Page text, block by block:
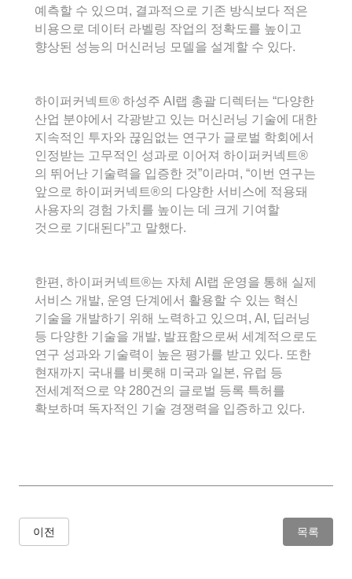
예측할 수 있으며, 결과적으로 기존 방식보다 적은
비용으로 데이터 라벨링 작업의 정확도를 높이고
향상된 성능의 머신러닝 모델을 설계할 수 있다.
하이퍼커넥트® 하성주 AI랩 총괄 디렉터는 “다양한
산업 분야에서 각광받고 있는 머신러닝 기술에 대한
지속적인 투자와 끊임없는 연구가 글로벌 학회에서
인정받는 고무적인 성과로 이어져 하이퍼커넥트®
의 뛰어난 기술력을 입증한 것”이라며, “이번 연구는
앞으로 하이퍼커넥트®의 다양한 서비스에 적용돼
사용자의 경험 가치를 높이는 데 크게 기여할
것으로 기대된다”고 말했다.
한편, 하이퍼커넥트®는 자체 AI랩 운영을 통해 실제
서비스 개발, 운영 단계에서 활용할 수 있는 혁신
기술을 개발하기 위해 노력하고 있으며, AI, 딥러닝
등 다양한 기술을 개발, 발표함으로써 세계적으로도
연구 성과와 기술력이 높은 평가를 받고 있다. 또한
현재까지 국내를 비롯해 미국과 일본, 유럽 등
전세계적으로 약 280건의 글로벌 등록 특허를
확보하며 독자적인 기술 경쟁력을 입증하고 있다.
이전 목록